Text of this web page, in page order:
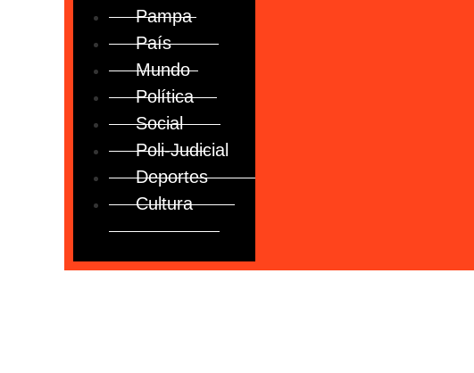
Pampa
País
Mundo
Política
Social
Poli-Judicial
Deportes
Cultura